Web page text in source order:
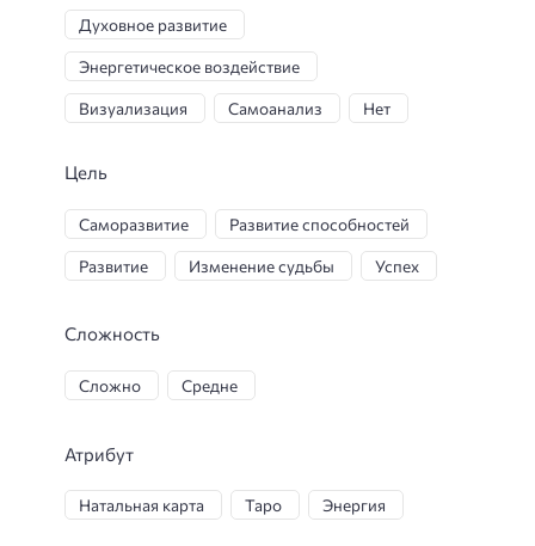
Духовное развитие
Энергетическое воздействие
Визуализация Самоанализ Нет
Символический анализ
Диагностика порчи Распознавание знаков
Создание талисмана
Обучение магии Практикум по магии
Цель
Саморазвитие Развитие способностей
Развитие Изменение судьбы Успех
Сложность
Сложно Средне
Атрибут
Натальная карта Таро Энергия